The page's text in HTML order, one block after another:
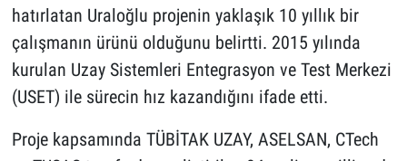
hatırlatan Uraloğlu projenin yaklaşık 10 yıllık bir
çalışmanın ürünü olduğunu belirtti. 2015 yılında
kurulan Uzay Sistemleri Entegrasyon ve Test Merkezi
(USET) ile sürecin hız kazandığını ifade etti.
Proje kapsamında TÜBİTAK UZAY, ASELSAN, CTech